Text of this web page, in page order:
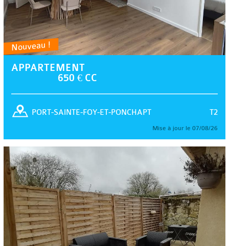
Nouveau !
APPARTEMENT
650 € CC
T2
PORT-SAINTE-FOY-ET-PONCHAPT
Mise à jour le 07/08/26